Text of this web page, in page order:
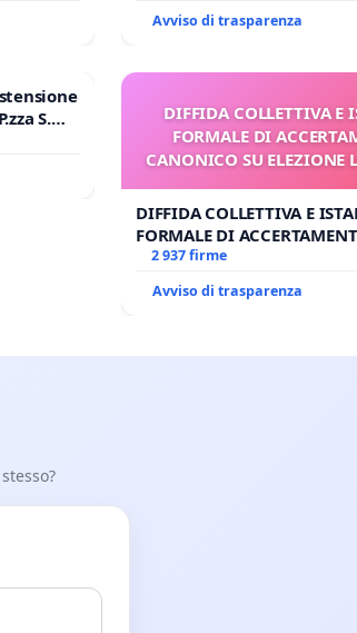
Avviso di trasparenza
S.
DIFFIDA COLLETTIVA E
FORMALE DI
CANONICO SU ELEZIONE
DIFFIDA COLLETTIVA E
FORMALE DI
CANONICO SU ELEZIONE
2 937 firme
Avviso di trasparenza